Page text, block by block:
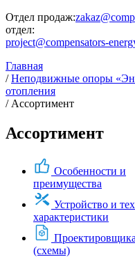
Отдел продаж:
отдел:
project@compensators-
Главная
/Неподвижные опоры
отопления
/ Ассортимент
Ассортимент
Особенности и
преимущества
Устройство и
характеристики
(схемы)